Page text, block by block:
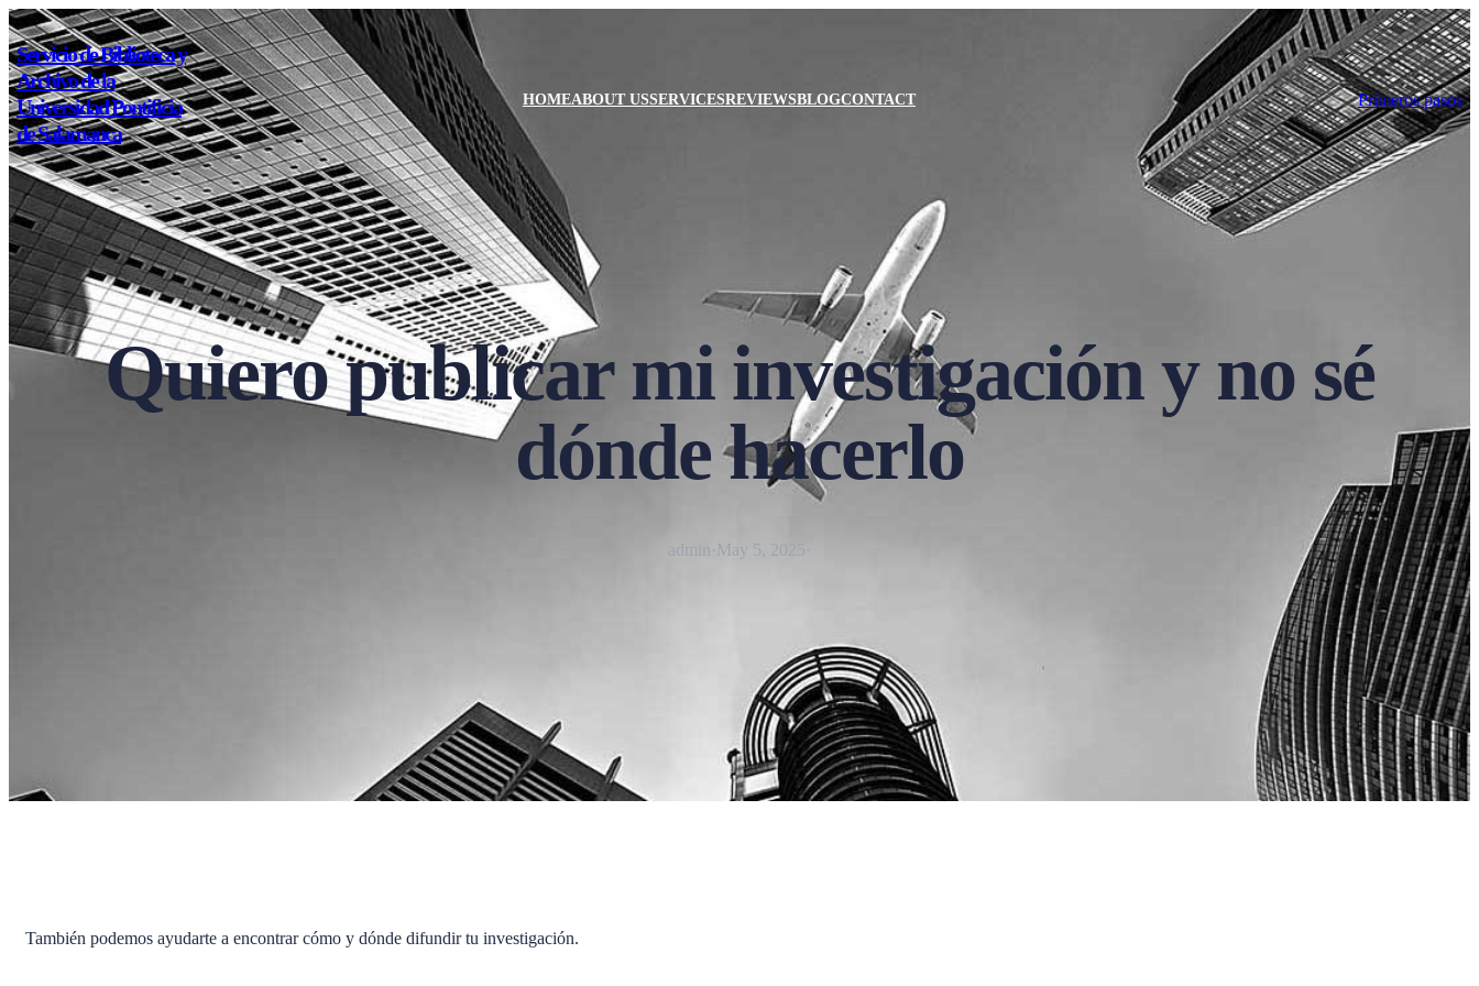
Servicio de Biblioteca y
Archivo de la
Universidad Pontificia
de Salamanca
HOMEABOUT USSERVICESREVIEWSBLOGCONTACT Primeros pasos
Quiero publicar mi investigación y no sé
dónde hacerlo
admin· May 5, 2025·
También podemos ayudarte a encontrar cómo y dónde difundir tu investigación.